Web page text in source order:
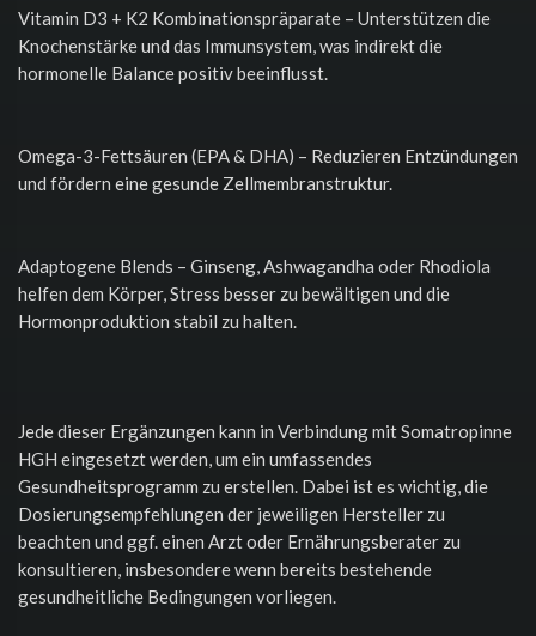
Vitamin D3 + K2 Kombinationspräparate – Unterstützen die
Knochenstärke und das Immunsystem, was indirekt die
hormonelle Balance positiv beeinflusst.
Omega-3-Fettsäuren (EPA & DHA) – Reduzieren Entzündungen
und fördern eine gesunde Zellmembranstruktur.
Adaptogene Blends – Ginseng, Ashwagandha oder Rhodiola
helfen dem Körper, Stress besser zu bewältigen und die
Hormonproduktion stabil zu halten.
Jede dieser Ergänzungen kann in Verbindung mit Somatropinne
HGH eingesetzt werden, um ein umfassendes
Gesundheitsprogramm zu erstellen. Dabei ist es wichtig, die
Dosierungsempfehlungen der jeweiligen Hersteller zu
beachten und ggf. einen Arzt oder Ernährungsberater zu
konsultieren, insbesondere wenn bereits bestehende
gesundheitliche Bedingungen vorliegen.